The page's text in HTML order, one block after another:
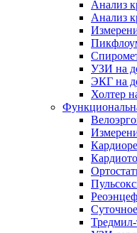
Анализ
Анализ
УЗИ на
ЭКГ на
Холтер
Тредмил-